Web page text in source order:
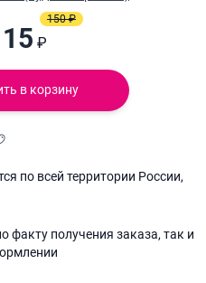
₽
150 ₽
в корзину
по всей территории России,
факту получения заказа, так и